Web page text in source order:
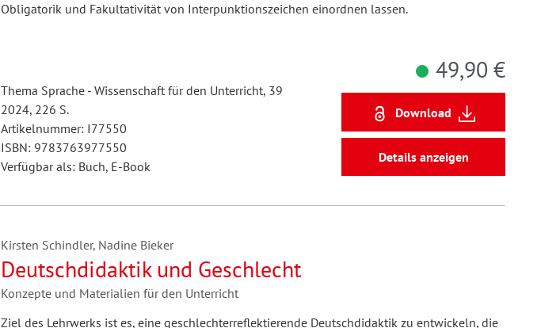
Obligatorik und Fakultativität von Interpunktionszeichen einordnen lassen.
Thema Sprache - Wissenschaft für den Unterricht, 39
2024, 226 S.
Artikelnummer: I77550
ISBN: 9783763977550
Verfügbar als: Buch, E-Book
49,90 €
Download
Details anzeigen
Kirsten Schindler, Nadine Bieker
Deutschdidaktik und Geschlecht
Konzepte und Materialien für den Unterricht
Ziel des Lehrwerks ist es, eine geschlechterreflektierende Deutschdidaktik zu entwickeln, die